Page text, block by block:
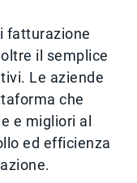
fatturazione
il semplice
Le aziende
che
e migliori al
ed efficienza